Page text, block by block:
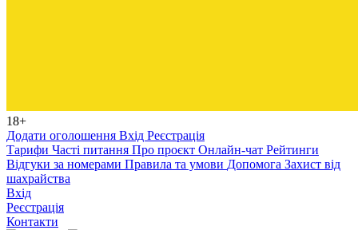
18+
Додати оголошення Вхід Реєстрація
Тарифи Часті питання Про проєкт Онлайн-чат Рейтинги
Відгуки за номерами Правила та умови Допомога Захист від
шахрайства
Вхід
Реєстрація
Контакти